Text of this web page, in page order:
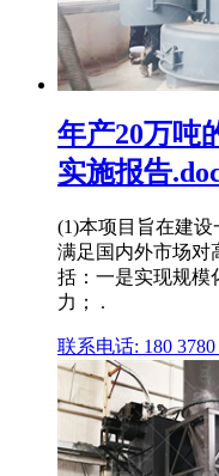
年产20万吨
实施报告
(1)本项目旨在建
满足国内外市场对
括：一是实现规模
力； .
联系电话: 180 3780